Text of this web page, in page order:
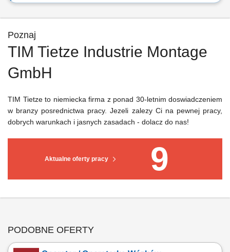
Poznaj
TIM Tietze Industrie Montage
GmbH
Aktualne oferty pracy 9
TIM Tietze to niemiecka firma z ponad 30-letnim doswiadczeniem
w branzy posrednictwa pracy. Jezeli zalezy Ci na pewnej pracy,
dobrych warunkach i jasnych zasadach - dolacz do nas!
PODOBNE OFERTY